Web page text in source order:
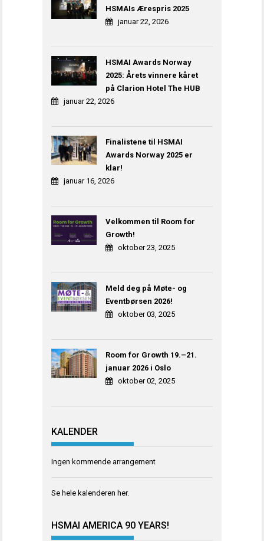
HSMAIs Ærespris 2025
januar 22, 2026
HSMAI Awards Norway
2025: Årets vinnere kåret
på Clarion Hotel The HUB
januar 22, 2026
Finalistene til HSMAI
Awards Norway 2025 er
klar!
januar 16, 2026
Velkommen til Room for
Growth!
oktober 23, 2025
Meld deg på Møte- og
Eventbørsen 2026!
oktober 03, 2025
Room for Growth 19.–21.
januar 2026 i Oslo
oktober 02, 2025
KALENDER
Ingen kommende arrangement
Se hele kalenderen her.
HSMAI AMERICA 90 YEARS!